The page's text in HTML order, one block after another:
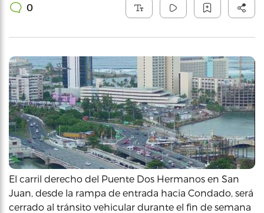
0
El carril derecho del Puente Dos Hermanos en San
Juan, desde la rampa de entrada hacia Condado, será
cerrado al tránsito vehicular durante el fin de semana